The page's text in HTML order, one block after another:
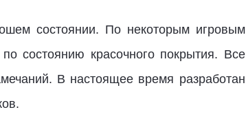
состоянии. По некоторым игровым
состоянию красочного покрытия. Все
В настоящее время разработан